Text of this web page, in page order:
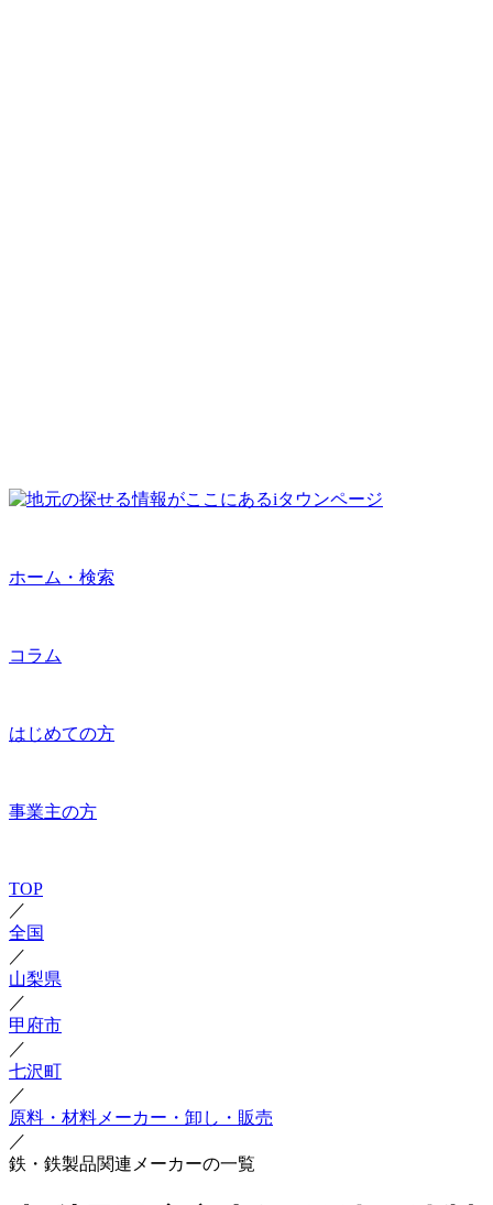
ホーム・検索
コラム
はじめての方
事業主の方
TOP
／
全国
／
山梨県
／
甲府市
／
七沢町
／
原料・材料メーカー・卸し・販売
／
鉄・鉄製品関連メーカーの一覧